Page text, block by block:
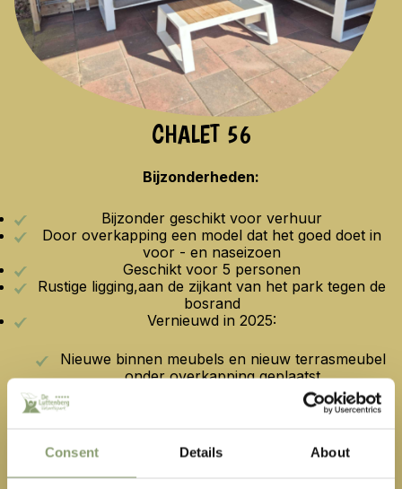
Consent Details About
CHALET 56
Bijzonderheden:
Bijzonder geschikt voor verhuur
Door overkapping een model dat het goed doet in
voor - en naseizoen
Geschikt voor 5 personen
Rustige ligging,aan de zijkant van het park tegen de
bosrand
Vernieuwd in 2025:
Nieuwe binnen meubels en nieuw terrasmeubel
onder overkapping geplaatst
Badkamer totaal verbouwd
Chalet aan de binnenkant voorzien van nieuwe